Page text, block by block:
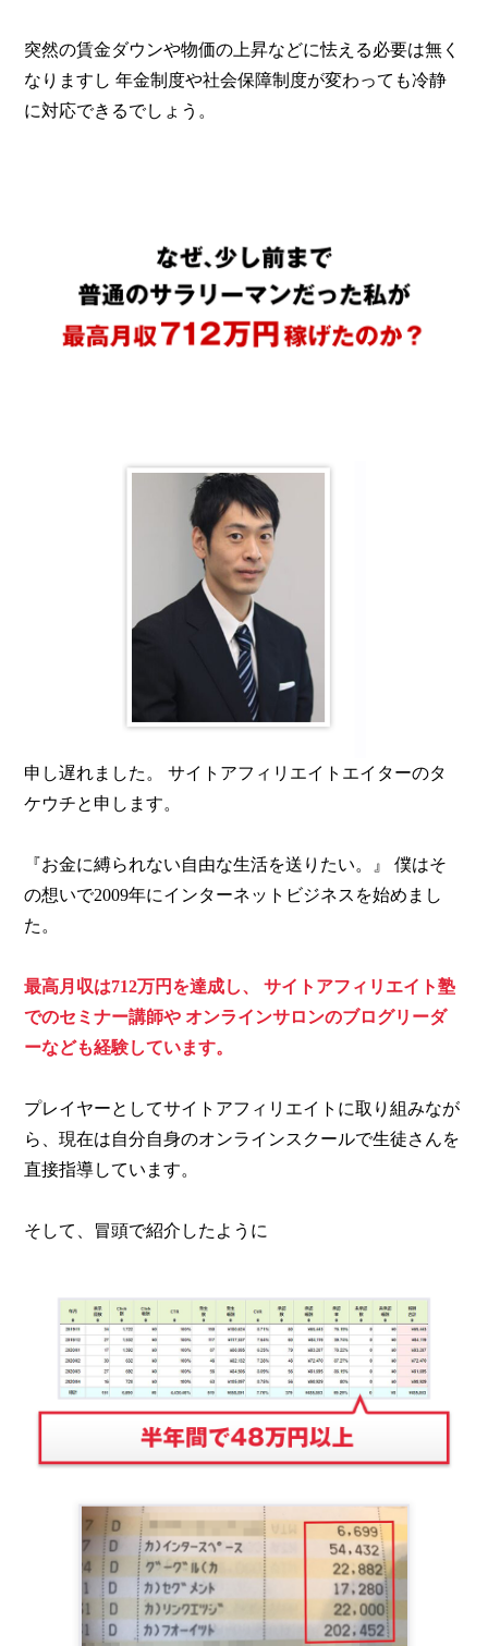
突然の賃金ダウンや物価の上昇などに怯える必要は無く
なりますし 年金制度や社会保障制度が変わっても冷静
に対応できるでしょう。
申し遅れました。
サイトアフィリエイトエイターのタ
ケウチと申します。
『お金に縛られない自由な生活を送りたい。』
僕はそ
の想いで2009年にインターネットビジネスを始めまし
た。
最高月収は712万円を達成し、
サイトアフィリエイト塾
でのセミナー講師や オンラインサロンのブログリーダ
ーなども経験しています。
プレイヤーとしてサイトアフィリエイトに取り組みなが
ら、現在は自分自身のオンラインスクールで生徒さんを
直接指導しています。
そして、冒頭で紹介したように